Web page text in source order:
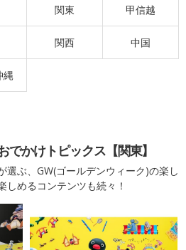
関東 甲信越
関西 中国
縄
でかけトピックス【関東】
選ぶ、GW(ゴールデンウィーク)の楽し
しめるコンテンツも続々！